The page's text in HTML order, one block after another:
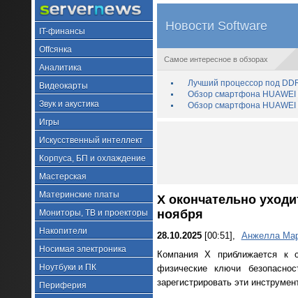
IT-финансы
Offсянка
Аналитика
Видеокарты
Звук и акустика
Игры
Искусственный интеллект
Корпуса, БП и охлаждение
Мастерская
Материнские платы
Мониторы, ТВ и проекторы
Накопители
Носимая электроника
Ноутбуки и ПК
Периферия
Новости Software
Самое интересное в обзорах
Лучший процессор под
Обзор смартфона HUAWEI
Обзор смартфона HUAWEI
X окончательно
ноября
28.10.2025[00:51],
Анжелла
Компания X приближается к
физические ключи
зарегистрировать эти